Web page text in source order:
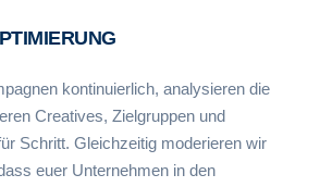
kontinuierlich, analysieren die
Creatives, Zielgruppen und
Schritt. Gleichzeitig moderieren wir
euer Unternehmen in den